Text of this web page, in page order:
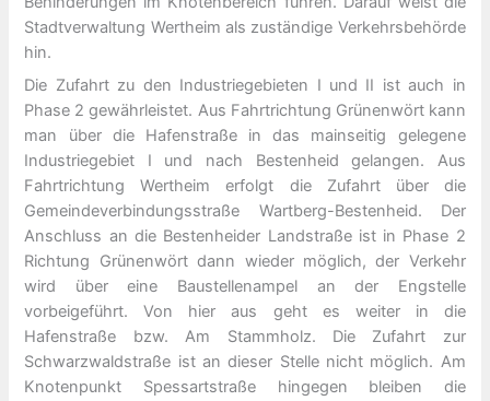
Stadtverwaltung Wertheim als zuständige Verkehrsbehörde
hin.
Die Zufahrt zu den Industriegebieten I und II ist auch in
Phase 2 gewährleistet. Aus Fahrtrichtung Grünenwört kann
man über die Hafenstraße in das mainseitig gelegene
Industriegebiet I und nach Bestenheid gelangen. Aus
Fahrtrichtung Wertheim erfolgt die Zufahrt über die
Gemeindeverbindungsstraße Wartberg-Bestenheid. Der
Anschluss an die Bestenheider Landstraße ist in Phase 2
Richtung Grünenwört dann wieder möglich, der Verkehr
wird über eine Baustellenampel an der Engstelle
vorbeigeführt. Von hier aus geht es weiter in die
Hafenstraße bzw. Am Stammholz. Die Zufahrt zur
Schwarzwaldstraße ist an dieser Stelle nicht möglich. Am
Knotenpunkt Spessartstraße hingegen bleiben die